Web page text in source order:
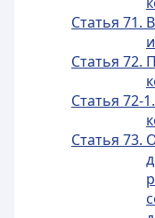
Статья 71.
Статья 72.
Статья 72-
Статья 73.